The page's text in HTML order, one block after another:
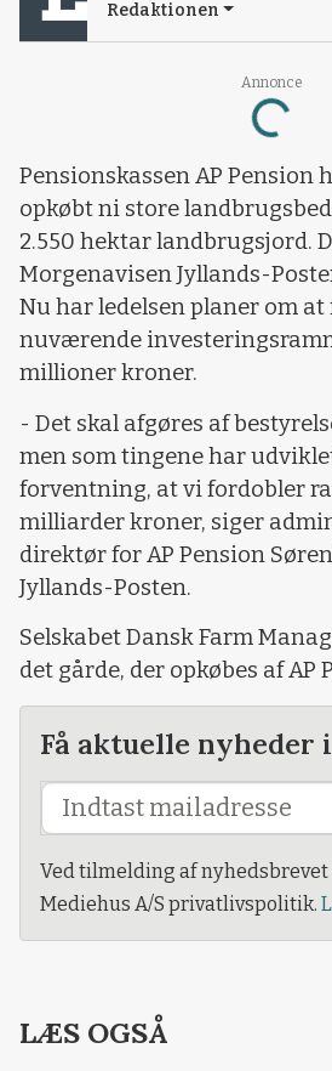
Annonce
Loading...
Redaktionen
Pensionskassen AP Pension
opkøbt ni store
2.550 hektar landbrugsjord.
Morgenavisen Jyllands-
Nu har ledelsen planer om at
nuværende
millioner kroner.
- Det skal afgøres af
men som tingene har
forventning, at vi fordobler
milliarder kroner, siger
direktør for AP Pension
Jyllands-Posten.
Selskabet Dansk Farm
det gårde, der opkøbes af AP
Få aktuelle nyheder
Ved tilmelding af nyhedsbrevet
Mediehus A/S privatlivspolitik.
LÆS OGSÅ